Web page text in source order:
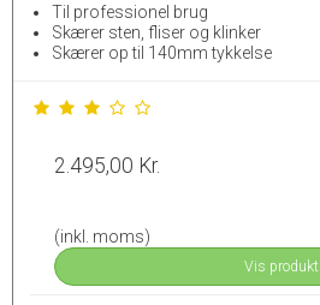
Til professionel brug
Skærer sten, fliser og klinker
Skærer op til 140mm tykkelse
2.495,00 Kr.
(inkl. moms)
Vis produkt